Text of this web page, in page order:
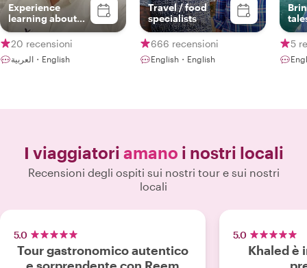
Experience
learning about
Abu Dhabi’s
landmarks,
culture and
restaurants
20 recensioni
العربية・English
Travel / food
specialists
666 recensioni
English・English
5
I viaggiatori amano i nostri locali
Recensioni degli ospiti sui nostri tour e sui nostri
locali
5.0
Tour gastronomico autentico
5.0
Khaled è